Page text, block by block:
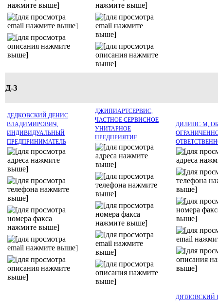
Д-З
ДЕДКОВСКИЙ ДЕНИС
ВЛАДИМИРОВИЧ,
ИНДИВИДУАЛЬНЫЙ
ПРЕДПРИНИМАТЕЛЬ
ДЖИПИАРТСЕРВИС,
ЧАСТНОЕ СЕРВИСНОЕ
УНИТАРНОЕ
ПРЕДПРИЯТИЕ
ДИЛИНС-М,
ДЯТЛОВСКИЙ